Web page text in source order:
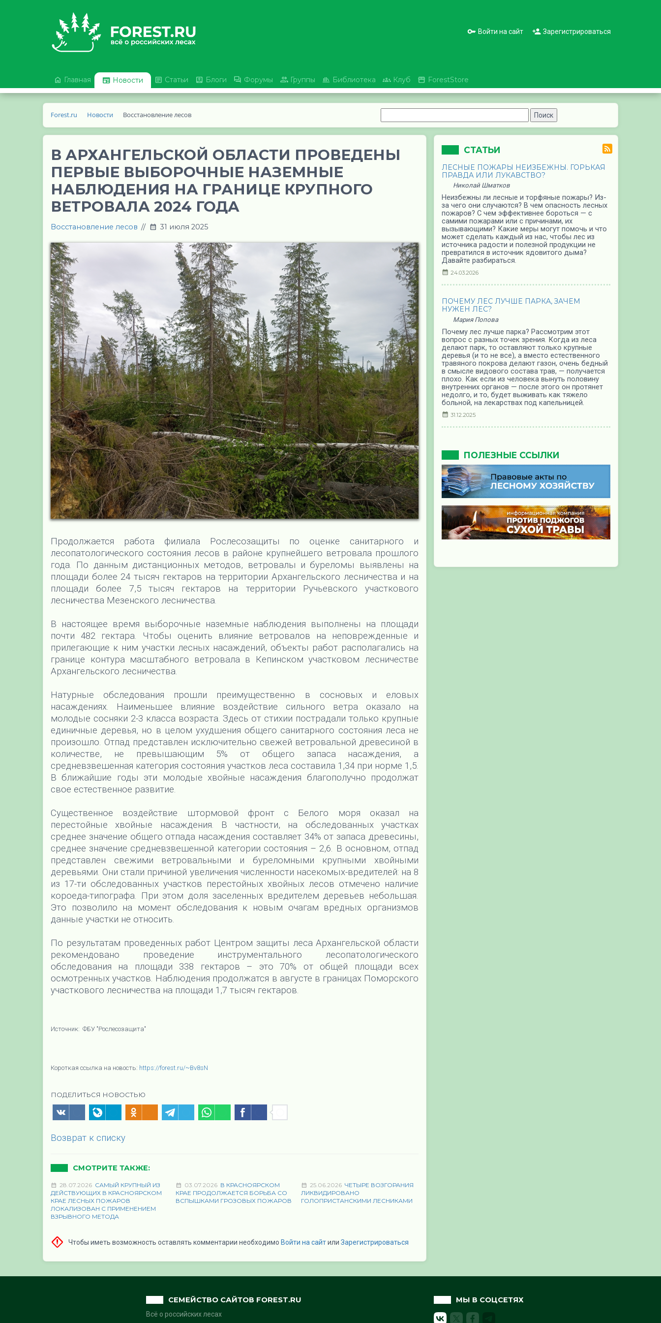
Войти на сайт Зарегистрироваться
 Главная  Новости  Статьи  Блоги  Форумы  Группы  Библиотека  Клуб  ForestStore
Forest.ru Новости Восстановление лесов
В АРХАНГЕЛЬСКОЙ ОБЛАСТИ ПРОВЕДЕНЫ
ПЕРВЫЕ ВЫБОРОЧНЫЕ НАЗЕМНЫЕ
НАБЛЮДЕНИЯ НА ГРАНИЦЕ КРУПНОГО
ВЕТРОВАЛА 2024 ГОДА
Восстановление лесов // 31 июля 2025
Продолжается работа филиала Рослесозащиты по оценке санитарного и
лесопатологического состояния лесов в районе крупнейшего ветровала прошлого
года. По данным дистанционных методов, ветровалы и буреломы выявлены на
площади более 24 тысяч гектаров на территории Архангельского лесничества и на
площади более 7,5 тысяч гектаров на территории Ручьевского участкового
лесничества Мезенского лесничества.
В настоящее время выборочные наземные наблюдения выполнены на площади
почти 482 гектара. Чтобы оценить влияние ветровалов на неповрежденные и
прилегающие к ним участки лесных насаждений, объекты работ располагались на
границе контура масштабного ветровала в Кепинском участковом лесничестве
Архангельского лесничества.
Натурные обследования прошли преимущественно в сосновых и еловых
насаждениях. Наименьшее влияние воздействие сильного ветра оказало на
молодые сосняки 2-3 класса возраста. Здесь от стихии пострадали только крупные
единичные деревья, но в целом ухудшения общего санитарного состояния леса не
произошло. Отпад представлен исключительно свежей ветровальной древесиной в
количестве, не превышающим 5% от общего запаса насаждения, а
средневзвешенная категория состояния участков леса составила 1,34 при норме 1,5.
В ближайшие годы эти молодые хвойные насаждения благополучно продолжат
свое естественное развитие.
Существенное воздействие штормовой фронт с Белого моря оказал на
перестойные хвойные насаждения. В частности, на обследованных участках
среднее значение общего отпада насаждения составляет 34% от запаса древесины,
среднее значение средневзвешенной категории состояния – 2,6. В основном, отпад
представлен свежими ветровальными и буреломными крупными хвойными
деревьями. Они стали причиной увеличения численности насекомых-вредителей: на 8
из 17-ти обследованных участков перестойных хвойных лесов отмечено наличие
короеда-типографа. При этом доля заселенных вредителем деревьев небольшая.
Это позволило на момент обследования к новым очагам вредных организмов
данные участки не относить.
По результатам проведенных работ Центром защиты леса Архангельской области
рекомендовано проведение инструментального лесопатологического
обследования на площади 338 гектаров – это 70% от общей площади всех
осмотренных участков. Наблюдения продолжатся в августе в границах Поморского
участкового лесничества на площади 1,7 тысяч гектаров.
Источник: ФБУ "Рослесозащита"
Короткая ссылка на новость: https://forest.ru/~Bv8sN
ПОДЕЛИТЬСЯ НОВОСТЬЮ
Возврат к списку
СМОТРИТЕ ТАКЖЕ:
28.07.2026 САМЫЙ КРУПНЫЙ ИЗ
ДЕЙСТВУЮЩИХ В КРАСНОЯРСКОМ
КРАЕ ЛЕСНЫХ ПОЖАРОВ
ЛОКАЛИЗОВАН С ПРИМЕНЕНИЕМ
ВЗРЫВНОГО МЕТОДА
03.07.2026 В КРАСНОЯРСКОМ
КРАЕ ПРОДОЛЖАЕТСЯ БОРЬБА СО
ВСПЫШКАМИ ГРОЗОВЫХ ПОЖАРОВ
25.06.2026 ЧЕТЫРЕ ВОЗГОРАНИЯ
ЛИКВИДИРОВАНО
ГОЛОПРИСТАНСКИМИ ЛЕСНИКАМИ
Чтобы иметь возможность оставлять комментарии необходимо Войти на сайтили Зарегистрироваться
СТАТЬИ
ЛЕСНЫЕ ПОЖАРЫ НЕИЗБЕЖНЫ. ГОРЬКАЯ
ПРАВДА ИЛИ ЛУКАВСТВО?
Николай Шматков
Неизбежны ли лесные и торфяные пожары? Из-
за чего они случаются? В чем опасность лесных
пожаров? С чем эффективнее бороться — с
самими пожарами или с причинами, их
вызывающими? Какие меры могут помочь и что
может сделать каждый из нас, чтобы лес из
источника радости и полезной продукции не
превратился в источник ядовитого дыма?
Давайте разбираться.
24.03.2026
ПОЧЕМУ ЛЕС ЛУЧШЕ ПАРКА, ЗАЧЕМ
НУЖЕН ЛЕС?
Мария Попова
Почему лес лучше парка? Рассмотрим этот
вопрос с разных точек зрения. Когда из леса
делают парк, то оставляют только крупные
деревья (и то не все), а вместо естественного
травяного покрова делают газон, очень бедный
в смысле видового состава трав, — получается
плохо. Как если из человека вынуть половину
внутренних органов — после этого он протянет
недолго, и то, будет выживать как тяжело
больной, на лекарствах под капельницей.
31.12.2025
ПОЛЕЗНЫЕ ССЫЛКИ
СЕМЕЙСТВО САЙТОВ FOREST.RU
Всё о российских лесах
МЫ В СОЦСЕТЯХ